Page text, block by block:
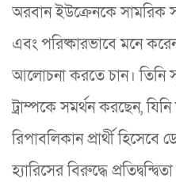
অরবান ইউক্রেনকে সামরিক
এবং পরিষ্কারভাবে মনে
আলোচনা করতে চান। তিনি
ট্রাম্পকে সমর্থন করছেন, যিনি
রিপাবলিকান প্রার্থী হিসেবে
হ্যারিসের বিরুদ্ধে